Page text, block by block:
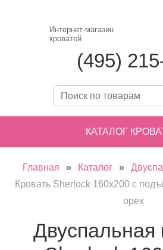
Интернет-магазин
кроватей
(495)
КАТАЛОГ
Главная » Каталог »
Кровать Sherlock 160х200 с
орех
Двуспальная